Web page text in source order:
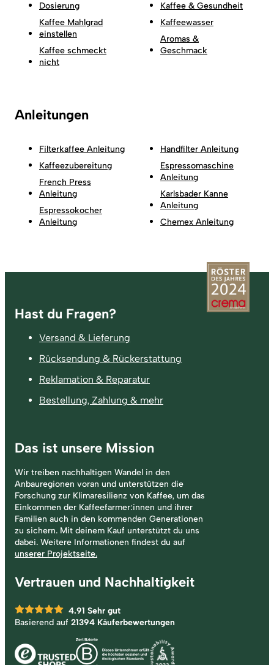
Dosierung
Kaffee Mahlgrad
einstellen
Kaffee schmeckt
nicht
Kaffee & Gesundheit
Kaffeewasser
Aromas &
Geschmack
Anleitungen
Filterkaffee Anleitung
Kaffeezubereitung
French Press
Anleitung
Espressokocher
Anleitung
Handfilter Anleitung
Espressomaschine
Anleitung
Karlsbader Kanne
Anleitung
Chemex Anleitung
Fußzeile
Hast du Fragen?
Versand & Lieferung
Rücksendung & Rückerstattung
Reklamation & Reparatur
Bestellung, Zahlung & mehr
Das ist unsere Mission
Wir treiben nachhaltigen Wandel in den
Anbauregionen voran und unterstützen die
Forschung zur Klimaresilienz von Kaffee, um das
Einkommen der Kaffeefarmer:innen und ihrer
Familien auch in den kommenden Generationen
zu sichern. Mit deinem Kauf unterstützt du uns
dabei. Weitere Informationen findest du auf
unserer Projektseite.
Vertrauen und Nachhaltigkeit
4.91 Sehr gut
Basierend auf 21394 Käuferbewertungen